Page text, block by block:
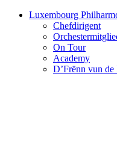
Luxembourg
Chefdirigent
On Tour
Academy
D’Frënn vun